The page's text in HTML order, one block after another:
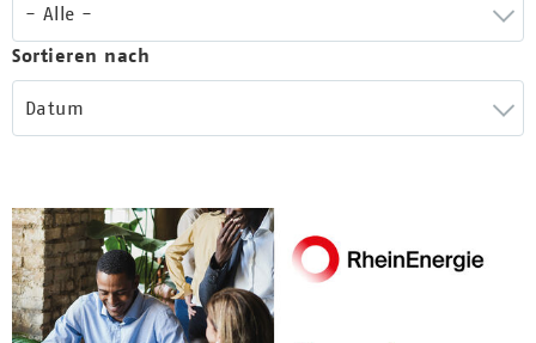
- Alle -
Sortieren nach
Datum